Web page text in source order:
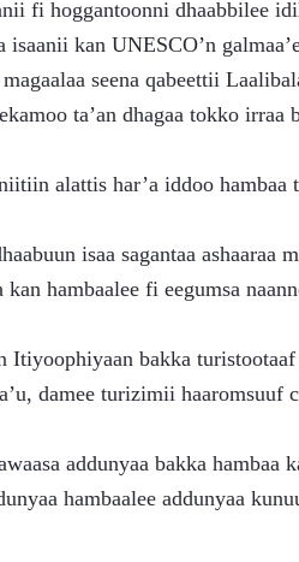
isaanii kan UNESCO’n
ta’an dhagaa tokko irraa
kan hambaalee fi eegumsa
damee turizimii haaromsuuf
hambaalee addunyaa